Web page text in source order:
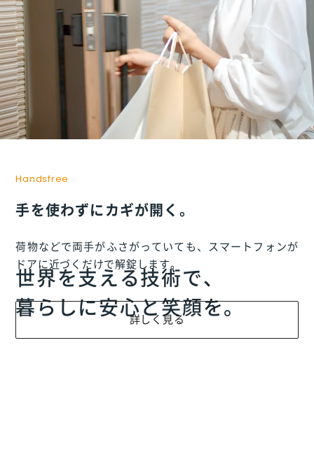
世界を支える技術で、
暮らしに安心と笑顔を。
Handsfree
手を使わずにカギが開く。
荷物などで両手がふさがっていても、スマートフォンが
ドアに近づくだけで解錠します。
詳しく見る